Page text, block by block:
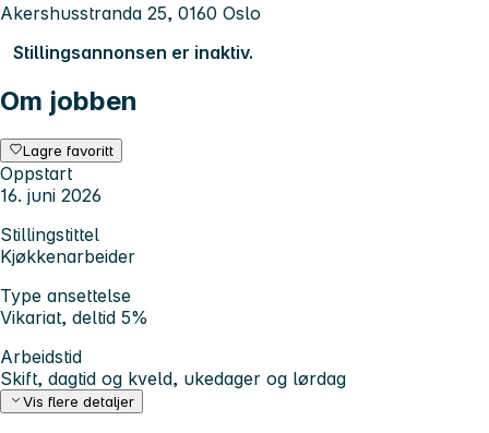
Akershusstranda 25, 0160 Oslo
Stillingsannonsen er inaktiv.
Om jobben
Lagre favoritt
Oppstart
16. juni 2026
Stillingstittel
Kjøkkenarbeider
Type ansettelse
Vikariat, deltid 5%
Arbeidstid
Skift, dagtid og kveld, ukedager og lørdag
Vis flere detaljer